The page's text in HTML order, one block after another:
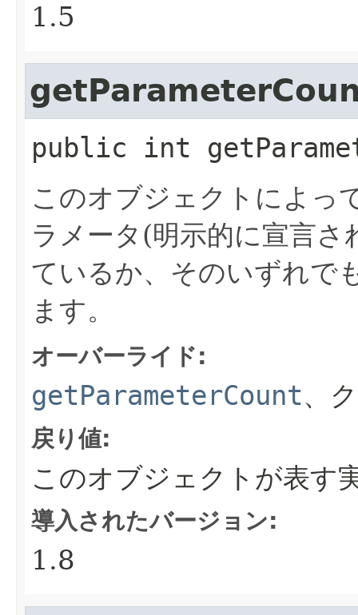
1.5
public int
このオブジェクトによっ
ラメータ(明示的に宣言
ているか、そのいずれで
ます。
オーバーライド:
getParameterCount、
戻り値:
このオブジェクトが表す
導入されたバージョン:
1.8